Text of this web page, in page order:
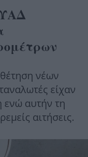
νέων
είχαν
ενώ αυτήν τη
αιτήσεις.